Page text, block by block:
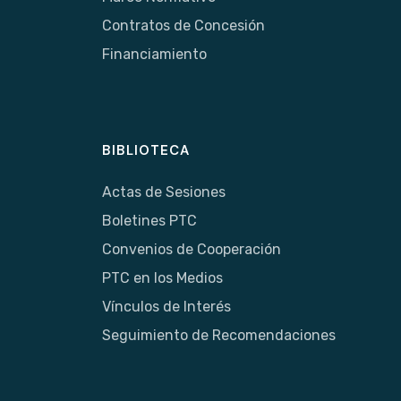
Contratos de Concesión
Financiamiento
BIBLIOTECA
Actas de Sesiones
Boletines PTC
Convenios de Cooperación
PTC en los Medios
Vínculos de Interés
Seguimiento de Recomendaciones